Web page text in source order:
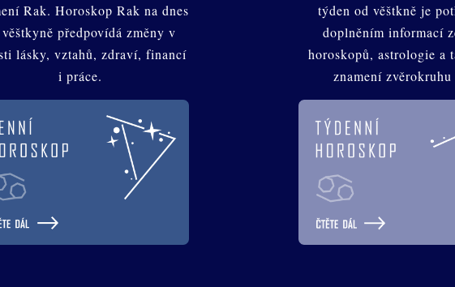
Rak. Horoskop Rak na dnes
předpovídá změny v
lásky, vztahů, zdraví, financí
i práce.
týden od věštkně je
doplněním informací
horoskopů, astrologie a
znamení zvěrokruhu